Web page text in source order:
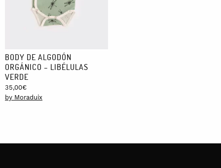
BODY DE ALGODÓN
ORGÁNICO – LIBÉLULAS
VERDE
35,00€
by Moraduix